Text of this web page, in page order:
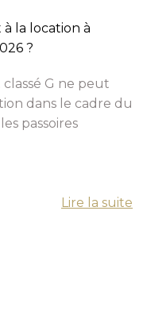
la location à
?
G ne peut
dans le cadre du
passoires
Lire la suite